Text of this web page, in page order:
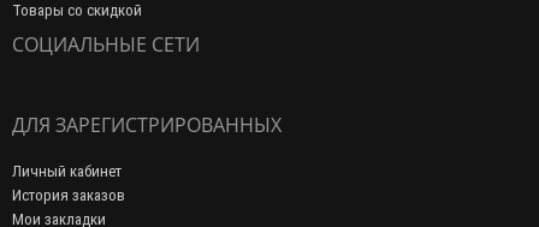
Товары со скидкой
СОЦИАЛЬНЫЕ СЕТИ
ДЛЯ ЗАРЕГИСТРИРОВАННЫХ
Личный кабинет
История заказов
Мои закладки